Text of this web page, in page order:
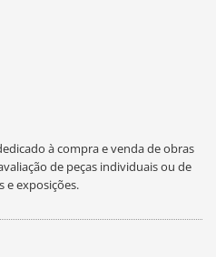
à compra e venda de obras
de peças individuais ou de
e exposições.